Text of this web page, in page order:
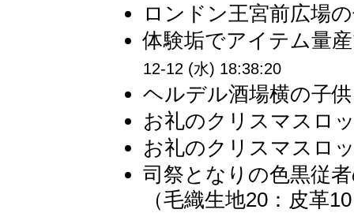
ロンドン王宮前広場
体験垢でアイテム量
12-12 (水) 18:38:20
ヘルデル酒場横の子
お礼のクリスマスロ
お礼のクリスマスロ
司祭となりの色黒従
（毛織生地20：皮革